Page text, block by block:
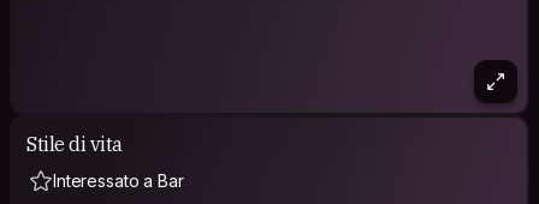
Stile di vita
Interessato a Bar